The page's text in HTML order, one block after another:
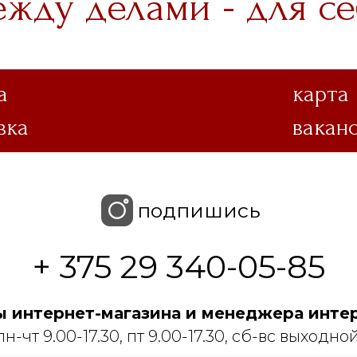
карта
подпишись
+ 375 29 340-05-85
магазина и менеджера
чт 9.00-17.30, пт 9.00-17.30, сб-вс